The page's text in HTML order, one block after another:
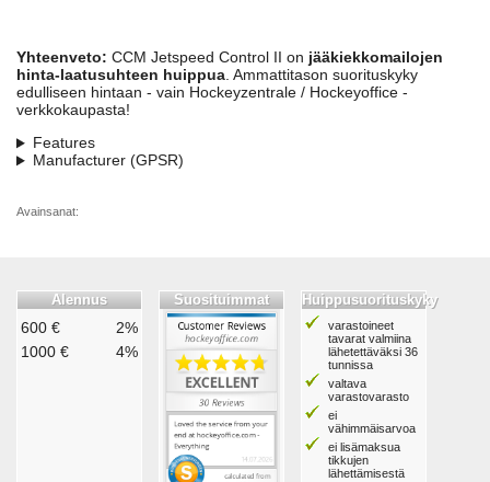
Yhteenveto: CCM Jetspeed Control II on jääkiekkomailojen
hinta-laatusuhteen huippua. Ammattitason suorituskyky
edulliseen hintaan - vain Hockeyzentrale / Hockeyoffice -
verkkokaupasta!
Features
Manufacturer (GPSR)
Avainsanat:
Alennus
600 €
2%
1000 €
4%
Suosituimmat Huippusuorituskyky
varastoineet
tavarat valmiina
lähetettäväksi 36
tunnissa
valtava
varastovarasto
ei
vähimmäisarvoa
ei lisämaksua
tikkujen
lähettämisestä